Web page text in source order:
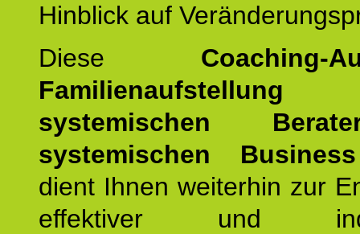
Hinblick auf
Diese Coaching-
Familienaufstellung
systemischen
systemischen
dient Ihnen weiterhin zur
effektiver und